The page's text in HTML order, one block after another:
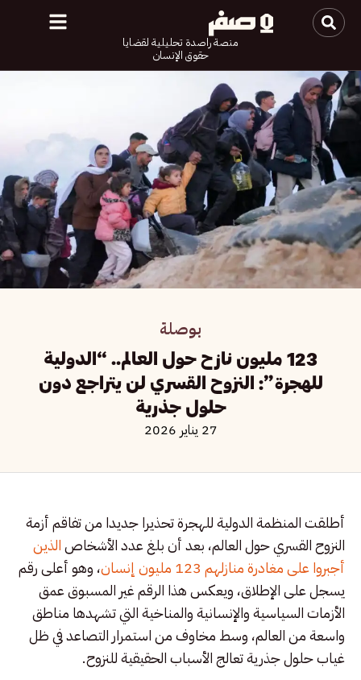
منصة راصدة تحليلية لقضايا
حقوق الإنسان
بوصلة
123 مليون نازح حول العالم.. “الدولية
للهجرة”: النزوح القسري لن يتراجع دون
حلول جذرية
27 يناير 2026
أطلقت المنظمة الدولية للهجرة تحذيرا جديدا من تفاقم أزمة
النزوح القسري حول العالم، بعد أن بلغ عدد الأشخاصالذين
أجبروا على مغادرة منازلهم 123 مليون إنسان
، وهو أعلى رقم
يسجل على الإطلاق، ويعكس هذا الرقم غير المسبوق عمق
الأزمات السياسية والإنسانية والمناخية التي تشهدها مناطق
واسعة من العالم، وسط مخاوف من استمرار التصاعد في ظل
غياب حلول جذرية تعالج الأسباب الحقيقية للنزوح.